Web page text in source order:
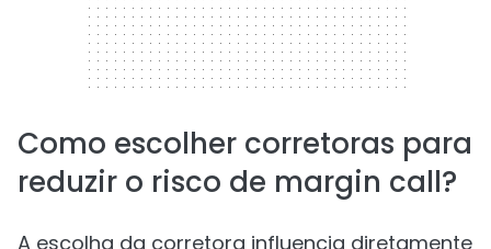
Como escolher corretoras para
reduzir o risco de margin call?
A escolha da corretora influencia diretamente